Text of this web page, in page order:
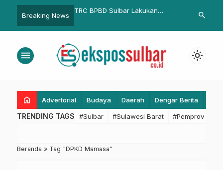
Breaking News
Latih Warga
Wisata Jadi
TRC BPBD Sulbar Lakukan
Komitmen Jaga Kesiapsiagaan
Sekprov
Profiling 458
search
menu light_mode
home Advertorial Budaya Daerah Dengar Berita
TRENDING TAGS #Sulbar #Sulawesi Barat #Pemprov
Beranda » Tag "DPKD Mamasa"